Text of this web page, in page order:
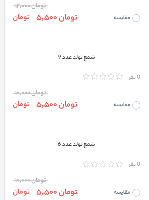
مقایسه
تومان 12,000
تومان 5,500 تومان
شمع تولد عدد 9
0 نفر
مقایسه
تومان 10,000
تومان 5,500 تومان
شمع تولد عدد 6
0 نفر
مقایسه
تومان 10,000
تومان 5,500 تومان